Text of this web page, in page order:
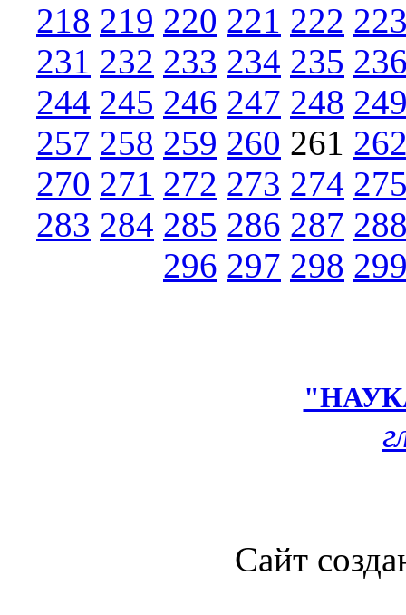
218 219 220 221 222
231 232 233 234 235
244 245 246 247 248
257 258 259 260 261
270 271 272 273 274
283 284 285 286 287
296 297 298
Сайт